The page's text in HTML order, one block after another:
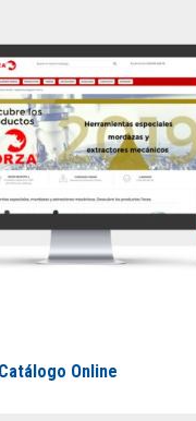
Online